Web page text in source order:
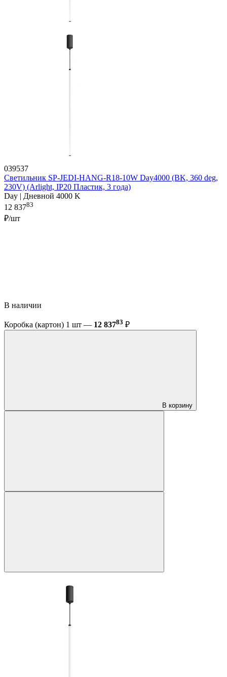
039537
Светильник SP-JEDI-HANG-R18-10W Day4000 (BK, 360 deg,
230V) (Arlight, IP20 Пластик, 3 года)
Day | Дневной 4000 K
12 83783
₽/шт
В наличии
Коробка (картон) 1 шт — 12 83783 ₽
В корзину